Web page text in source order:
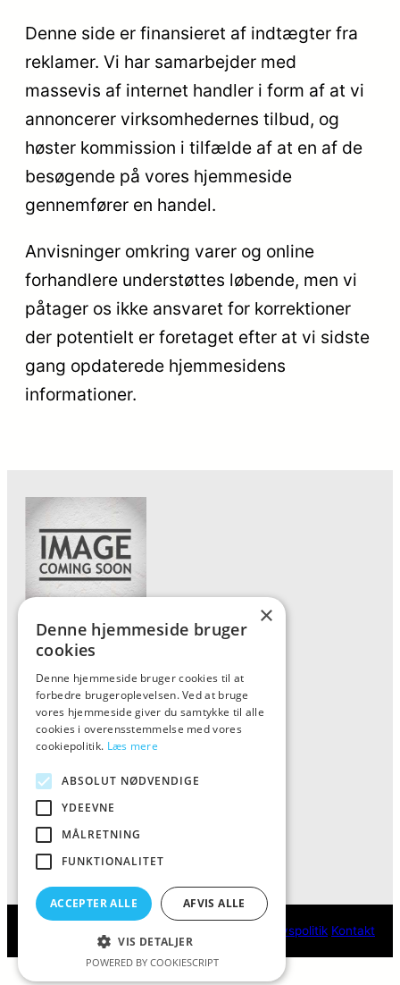
Denne side er finansieret af indtægter fra
reklamer. Vi har samarbejder med
massevis af internet handler i form af at vi
annoncerer virksomhedernes tilbud, og
høster kommission i tilfælde af at en af de
besøgende på vores hjemmeside
gennemfører en handel.
Anvisninger omkring varer og online
forhandlere understøttes løbende, men vi
påtager os ikke ansvaret for korrektioner
der potentielt er foretaget efter at vi sidste
gang opdaterede hjemmesidens
informationer.
Forside
Vis alle produkter
Kontakt
Oversigt artikler
ALFA
Tlf: 7876 8672
Mail:info@al-fa.dk
Cookie- og privatlivspolitik Kontakt
×
Denne hjemmeside bruger
cookies
Denne hjemmeside bruger cookies til at
forbedre brugeroplevelsen. Ved at bruge
vores hjemmeside giver du samtykke til alle
cookies i overensstemmelse med vores
cookiepolitik. Læs mere
ABSOLUT NØDVENDIGE
YDEEVNE
MÅLRETNING
FUNKTIONALITET
ACCEPTER ALLE AFVIS ALLE
VIS DETALJER
POWERED BY COOKIESCRIPT